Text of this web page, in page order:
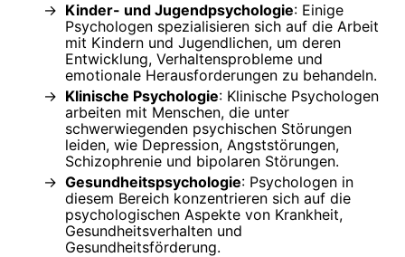
Kinder- und Jugendpsychologie: Einige
Psychologen spezialisieren sich auf die Arbeit
mit Kindern und Jugendlichen, um deren
Entwicklung, Verhaltensprobleme und
emotionale Herausforderungen zu behandeln.
Klinische Psychologie: Klinische Psychologen
arbeiten mit Menschen, die unter
schwerwiegenden psychischen Störungen
leiden, wie Depression, Angststörungen,
Schizophrenie und bipolaren Störungen.
Gesundheitspsychologie: Psychologen in
diesem Bereich konzentrieren sich auf die
psychologischen Aspekte von Krankheit,
Gesundheitsverhalten und
Gesundheitsförderung.